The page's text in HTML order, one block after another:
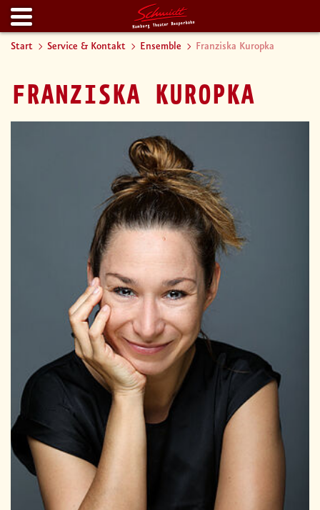
Start Service & Kontakt Ensemble Franziska Kuropka
FRANZISKA KUROPKA